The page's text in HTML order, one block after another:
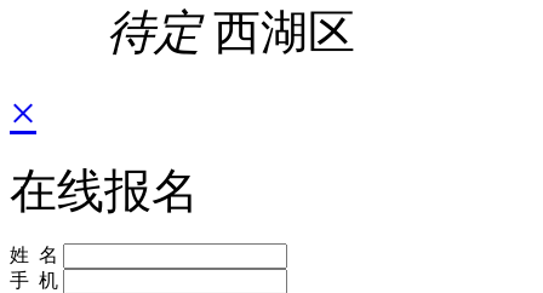
待定 西湖区
×
在线报名
姓 名
手 机